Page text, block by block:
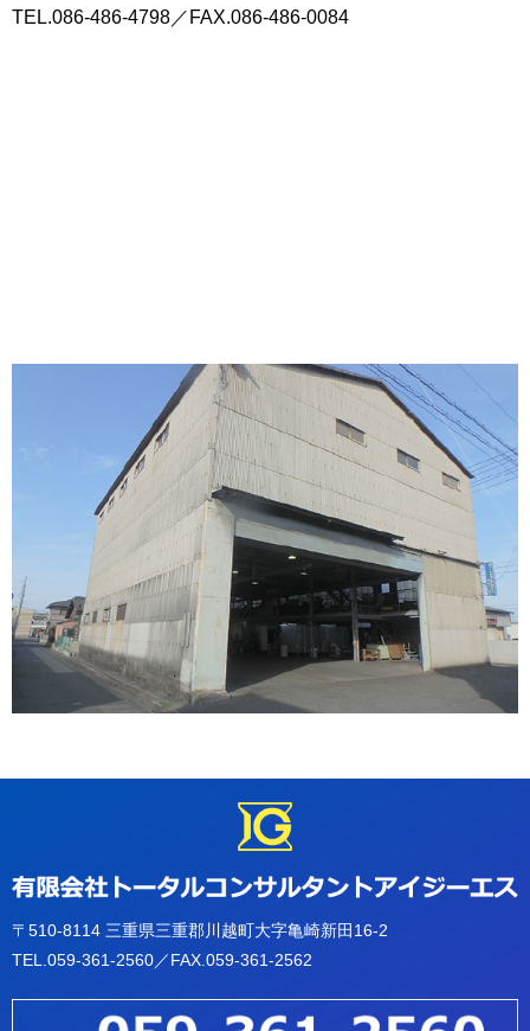
TEL.086-486-4798／FAX.086-486-0084
〒510-8114 三重県三重郡川越町大字亀崎新田16-2
TEL. 059-361-2560／FAX.059-361-2562